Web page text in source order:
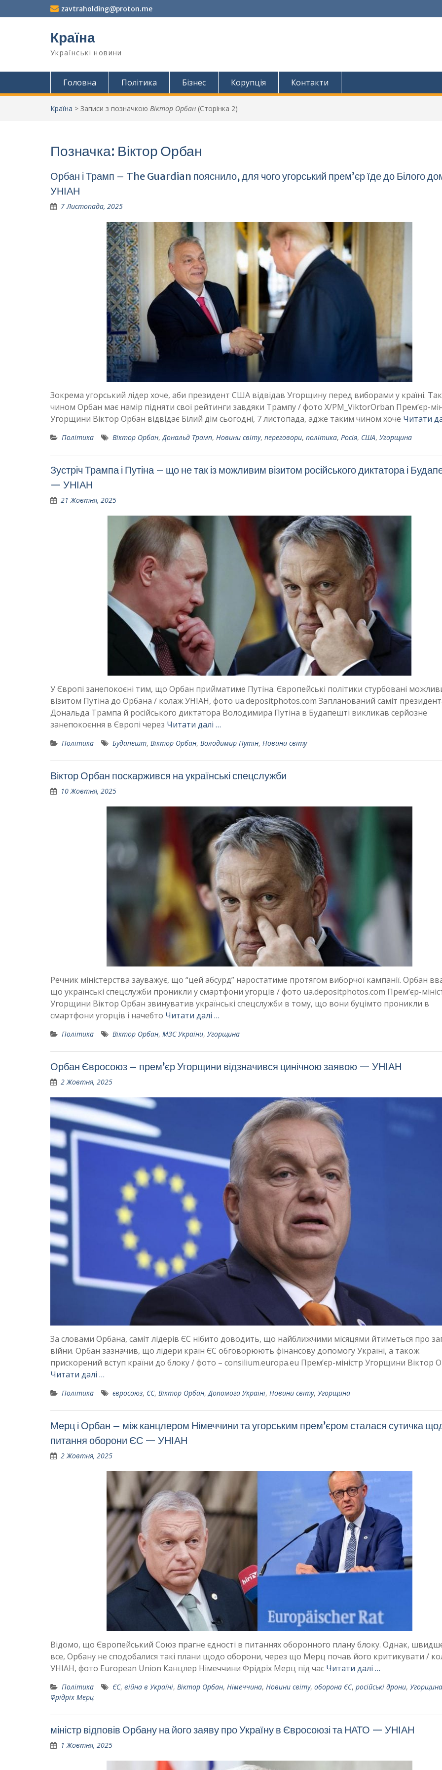
до
zavtraholding@proton.me
Країна
Українські новини
Головна Політика Бізнес Корупція Контакти
Країна > Записи з позначкою Віктор Орбан (Сторінка 2)
Позначка: Віктор Орбан
Орбан і Трамп – The Guardian пояснило, для чого угорський премʼєр їде до Білого
УНІАН
7 Листопада, 2025
Зокрема угорський лідер хоче, аби президент США відвідав Угорщину перед виборами у країні.
чином Орбан має намір підняти свої рейтинги завдяки Трампу / фото X/PM_ViktorOrban Премʼєр-
Угорщини Віктор Орбан відвідає Білий дім сьогодні, 7 листопада, адже таким чином хоче Читати
Політика Віктор Орбан,Дональд Трамп, Новини світу, переговори, політика, Росія, США, Угорщина
Зустріч Трампа і Путіна – що не так із можливим візитом російського диктатора і
— УНІАН
21 Жовтня, 2025
У Європі занепокоєні тим, що Орбан прийматиме Путіна. Європейські політики стурбовані
візитом Путіна до Орбана / колаж УНІАН, фото ua.depositphotos.com Запланований саміт
Дональда Трампа й російського диктатора Володимира Путіна в Будапешті викликав серйозне
занепокоєння в Європі через Читати далі …
Політика Будапешт, Віктор Орбан, Володимир Путін, Новини світу
Віктор Орбан поскаржився на українські спецслужби
10 Жовтня, 2025
Речник міністерства зауважує, що “цей абсурд” наростатиме протягом виборчої кампанії. Орбан
що українські спецслужби проникли у смартфони угорців / фото ua.depositphotos.com Прем’єр-
Угорщини Віктор Орбан звинуватив українські спецслужби в тому, що вони буцімто проникли в
смартфони угорців і начебто Читати далі …
Політика Віктор Орбан, МЗС України, Угорщина
Орбан Євросоюз – прем’єр Угорщини відзначився цинічною заявою — УНІАН
2 Жовтня, 2025
За словами Орбана, саміт лідерів ЄС нібито доводить, що найближчими місяцями йтиметься про
війни. Орбан зазначив, що лідери країн ЄС обговорюють фінансову допомогу Україні, а також
прискорений вступ країни до блоку / фото – consilium.europa.eu Прем’єр-міністр Угорщини Віктор
Читати далі …
Політика євросоюз, ЄС, Віктор Орбан, Допомога Україні, Новини світу, Угорщина
Мерц і Орбан – між канцлером Німеччини та угорським прем’єром сталася сутичка
питання оборони ЄС — УНІАН
2 Жовтня, 2025
Відомо, що Європейський Союз прагне єдності в питаннях оборонного плану блоку. Однак,
все, Орбану не сподобалися такі плани щодо оборони, через що Мерц почав його критикувати /
УНІАН, фото European Union Канцлер Німеччини Фрідріх Мерц під час Читати далі …
Політика ЄС, війна в Україні, Віктор Орбан, Німеччина, Новини світу, оборона ЄС, російські дрони, Угорщина
Фрідріх Мерц
міністр відповів Орбану на його заяву про Україну в Євросоюзі та НАТО — УНІАН
1 Жовтня, 2025